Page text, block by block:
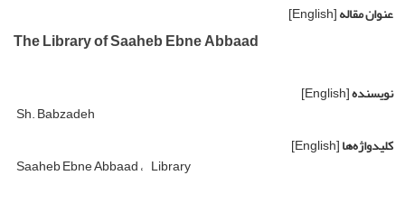
عنوان مقاله[English]
The Library of Saaheb Ebne Abbaad
نویسنده[English]
Sh. Babzadeh
کلیدواژه‌ها[English]
Saaheb Ebne Abbaad Library